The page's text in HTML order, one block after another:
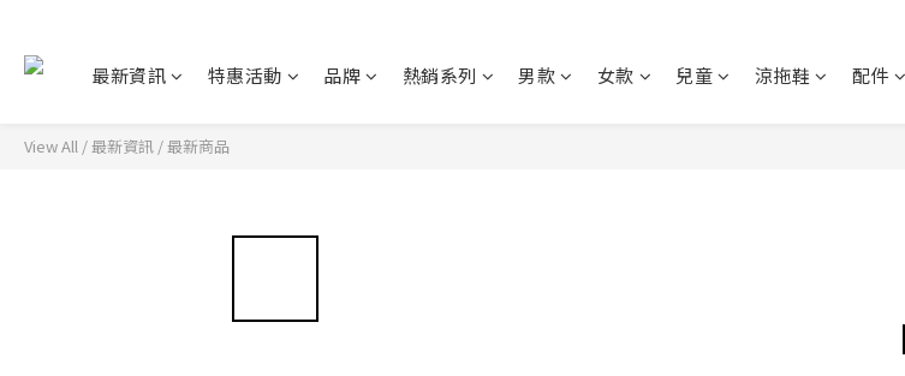
最新資訊 特惠活動 品牌 熱銷系列 男款 女款 兒童 涼拖鞋 配件
View All /最新資訊 /最新商品